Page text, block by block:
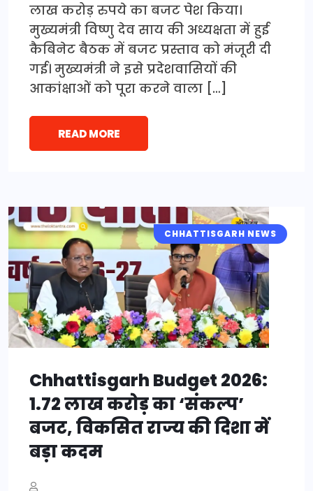
लाख करोड़ रुपये का बजट पेश किया।
मुख्यमंत्री विष्णु देव साय की अध्यक्षता में हुई
कैबिनेट बैठक में बजट प्रस्ताव को मंजूरी दी
गई। मुख्यमंत्री ने इसे प्रदेशवासियों की
आकांक्षाओं को पूरा करने वाला […]
READ MORE
CHHATTISGARH NEWS
Chhattisgarh Budget 2026:
1.72 लाख करोड़ का ‘संकल्प’
बजट, विकसित राज्य की दिशा में
बड़ा कदम